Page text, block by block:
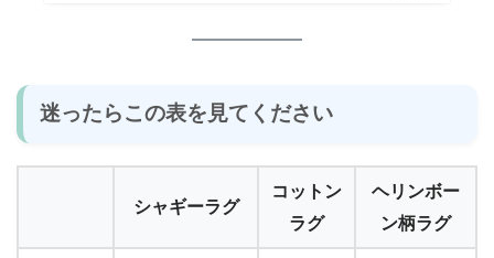
迷ったらこの表を見てください
シャギーラグ
コットン
ラグ
ヘリンボー
ン柄ラグ